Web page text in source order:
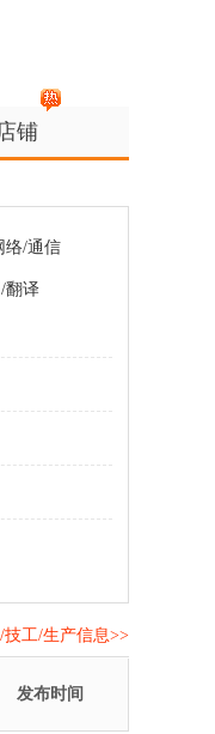
铺
络/通信
翻译
工/生产信息>>
发布时间